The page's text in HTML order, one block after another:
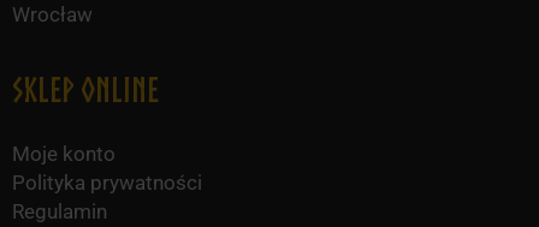
Wrocław
Sklep online
Moje konto
Polityka prywatności
Regulamin